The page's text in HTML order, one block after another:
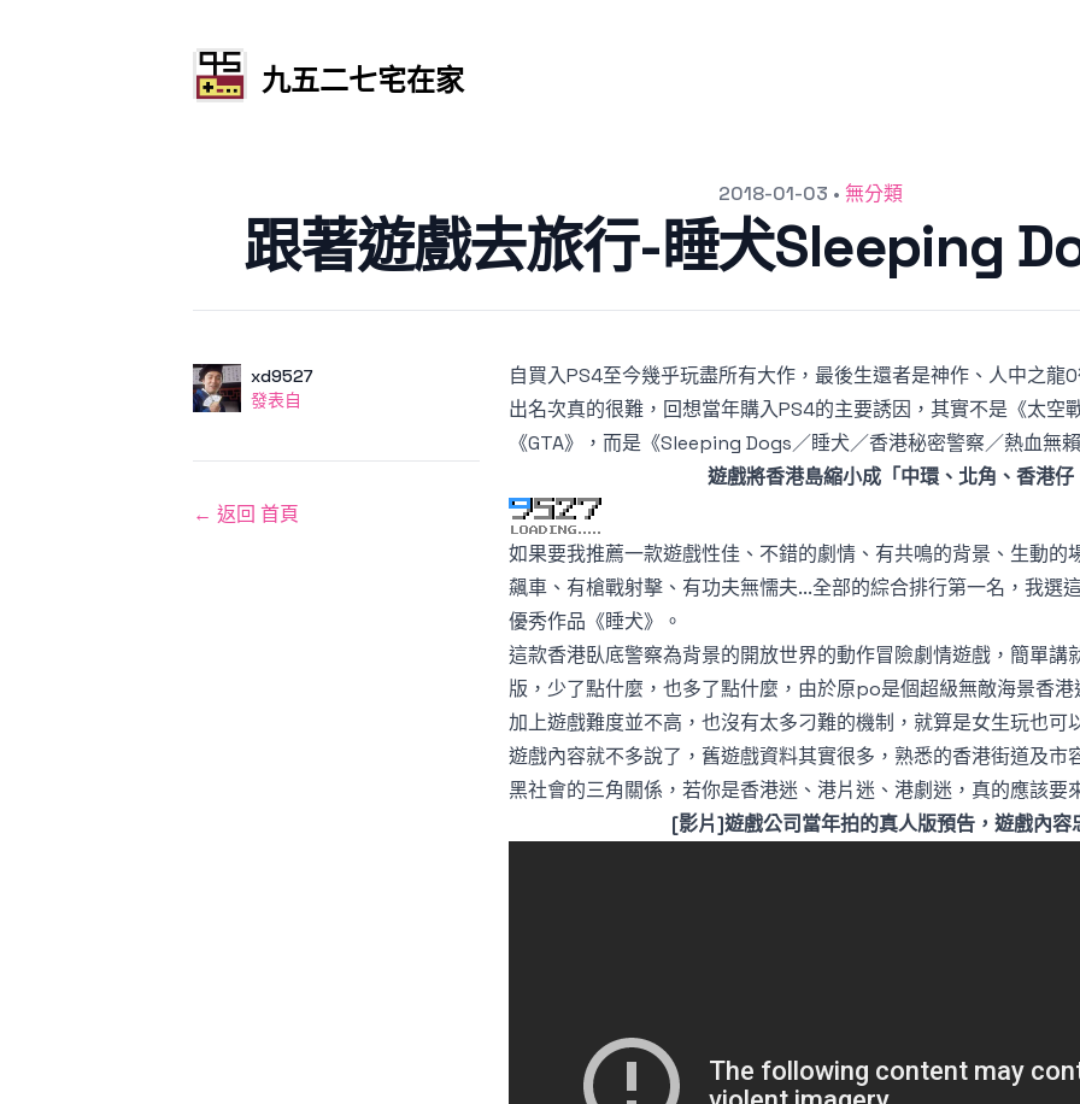
九五二七宅在家
2018-01-03 • 無分類
跟著遊戲去旅行-睡犬Sleeping
作者 使用者
xd9527
發表自
發表自
自買入PS4至今幾乎玩盡所有大作，最後生還者是神作、人中之龍
出名次真的很難，回想當年購入PS4的主要誘因，其實不是《太空
《GTA》，而是《Sleeping Dogs／睡犬／香港秘密警察／熱血無
遊戲將香港島縮小成「中環、北角、香港
如果要我推薦一款遊戲性佳、不錯的劇情、有共鳴的背景、生動
飆車、有槍戰射擊、有功夫無懦夫...全部的綜合排行第一名，我選
優秀作品《睡犬》。
這款香港臥底警察為背景的開放世界的動作冒險劇情遊戲，簡單講
版，少了點什麼，也多了點什麼，由於原po是個超級無敵海景香
加上遊戲難度並不高，也沒有太多刁難的機制，就算是女生玩也可
遊戲內容就不多說了，舊遊戲資料其實很多，熟悉的香港街道及
黑社會的三角關係，若你是香港迷、港片迷、港劇迷，真的應該要
[影片]遊戲公司當年拍的真人版預告，遊戲內容
← 返回 首頁